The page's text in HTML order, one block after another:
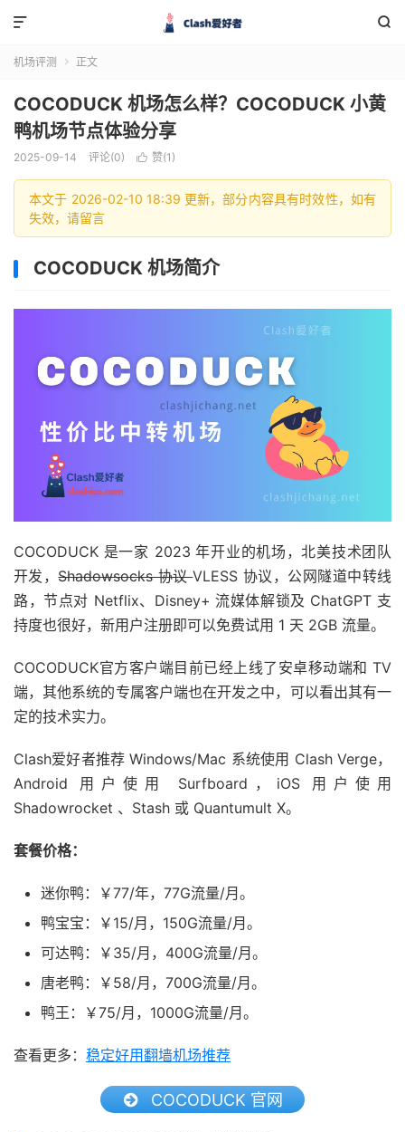


机场评测  正文
COCODUCK 机场怎么样？COCODUCK 小黄
鸭机场节点体验分享
2025-09-14 评论(0)  赞(1 )
本文于 2026-02-10 18:39 更新，部分内容具有时效性，如有
失效，请留言
COCODUCK 机场简介
COCODUCK 是一家 2023 年开业的机场，北美技术团队
开发，Shadowsocks 协议VLESS 协议，公网隧道中转线
路，节点对 Netflix、Disney+ 流媒体解锁及 ChatGPT 支
持度也很好，新用户注册即可以免费试用 1 天 2GB 流量。
COCODUCK官方客户端目前已经上线了安卓移动端和 TV
端，其他系统的专属客户端也在开发之中，可以看出其有一
定的技术实力。
Clash爱好者推荐 Windows/Mac 系统使用 Clash Verge，
Android 用户使用 Surfboard，iOS 用户使用
Shadowrocket 、Stash 或 Quantumult X。
套餐价格：
迷你鸭：￥77/年，77G流量/月。
鸭宝宝：￥15/月，150G流量/月。
可达鸭：￥35/月，400G流量/月。
唐老鸭：￥58/月，700G流量/月。
鸭王：￥75/月，1000G流量/月。
查看更多： 稳定好用翻墙机场推荐
COCODUCK 官网